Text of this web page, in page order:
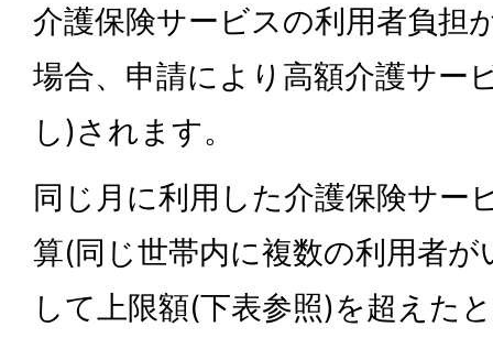
介護保険サービスの利用者負担
場合、申請により高額介護サー
し)されます。
同じ月に利用した介護保険サー
算(同じ世帯内に複数の利用者
して上限額(下表参照)を超えた